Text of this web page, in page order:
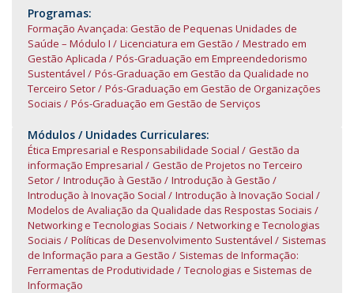
Programas:
Formação Avançada: Gestão de Pequenas Unidades de
Saúde – Módulo I
Licenciatura em Gestão
Mestrado em
Gestão Aplicada
Pós-Graduação em Empreendedorismo
Sustentável
Pós-Graduação em Gestão da Qualidade no
Terceiro Setor
Pós-Graduação em Gestão de Organizações
Sociais
Pós-Graduação em Gestão de Serviços
Módulos / Unidades Curriculares:
Ética Empresarial e Responsabilidade Social
Gestão da
informação Empresarial
Gestão de Projetos no Terceiro
Setor
Introdução à Gestão
Introdução à Gestão
Introdução à Inovação Social
Introdução à Inovação Social
Modelos de Avaliação da Qualidade das Respostas Sociais
Networking e Tecnologias Sociais
Networking e Tecnologias
Sociais
Políticas de Desenvolvimento Sustentável
Sistemas
de Informação para a Gestão
Sistemas de Informação:
Ferramentas de Produtividade
Tecnologias e Sistemas de
Informação